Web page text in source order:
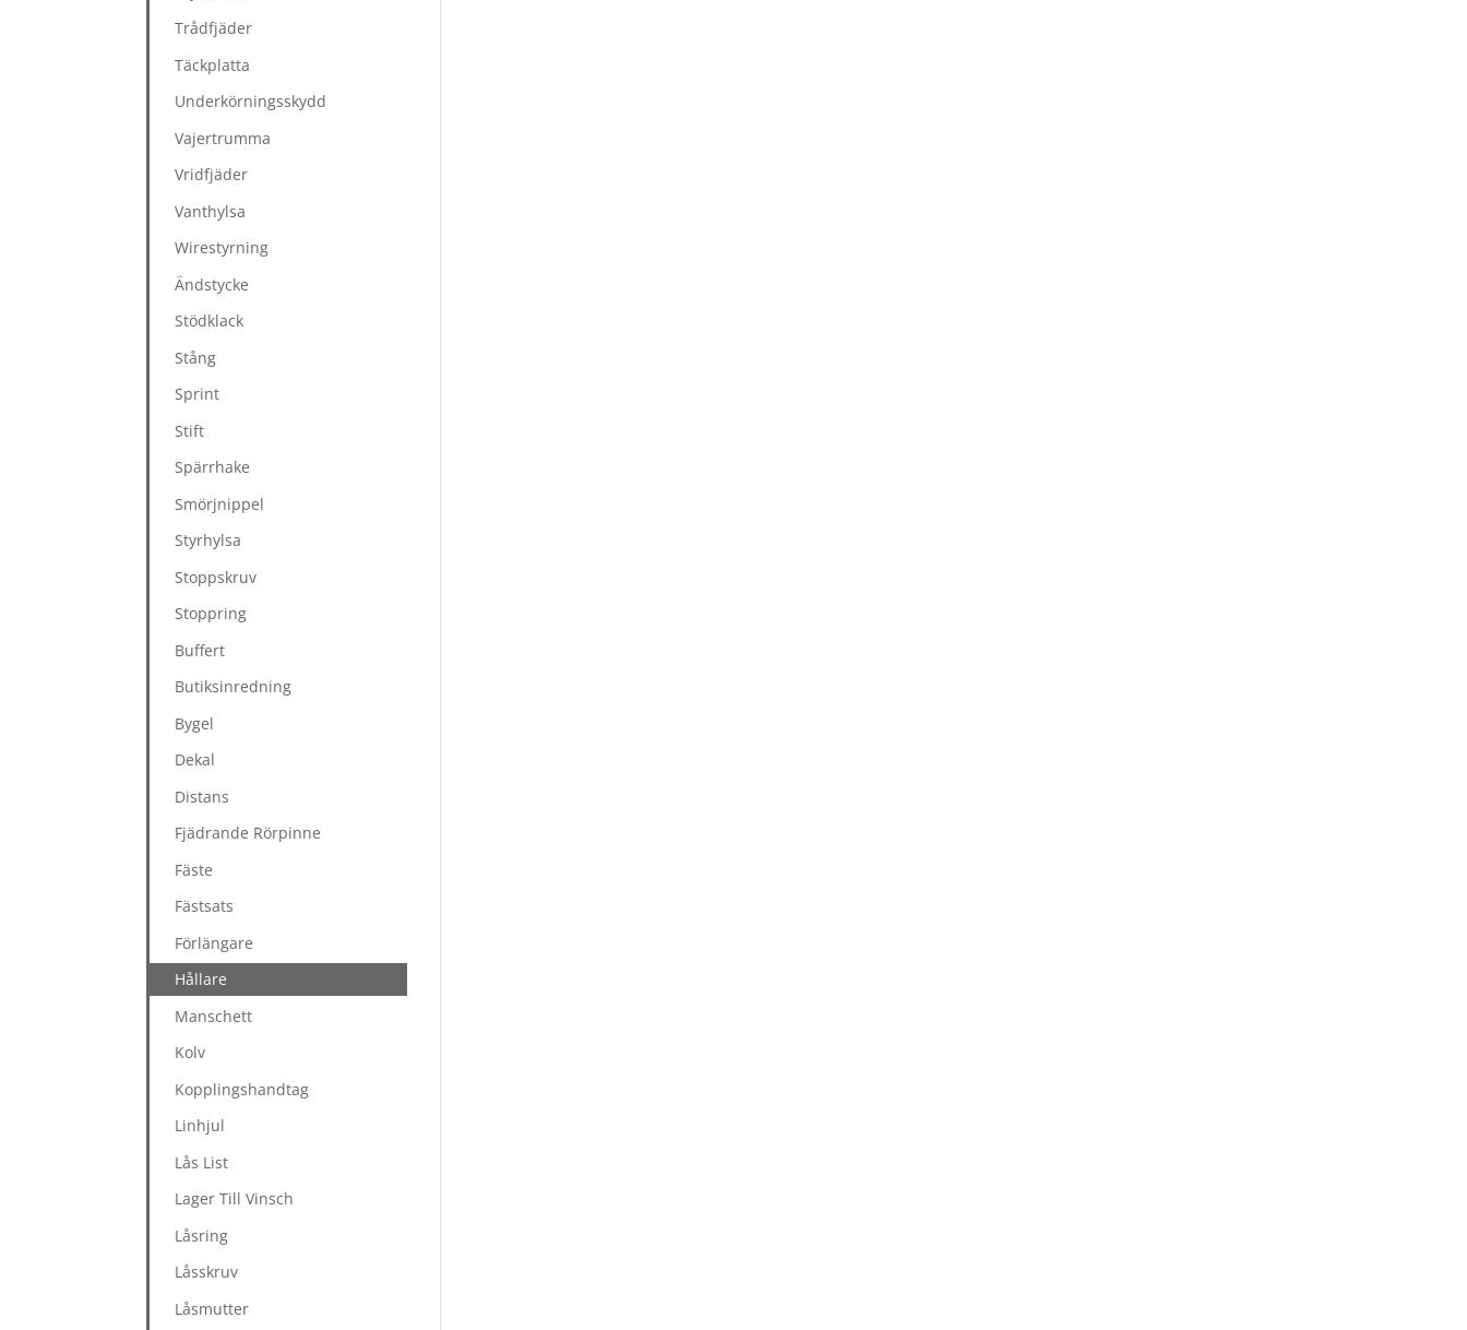
Trådfjäder
Täckplatta
Underkörningsskydd
Vajertrumma
Vridfjäder
Vanthylsa
Wirestyrning
Ändstycke
Stödklack
Stång
Sprint
Stift
Spärrhake
Smörjnippel
Styrhylsa
Stoppskruv
Stoppring
Buffert
Butiksinredning
Bygel
Dekal
Distans
Fjädrande Rörpinne
Fäste
Fästsats
Förlängare
Hållare
Manschett
Kolv
Kopplingshandtag
Linhjul
Lås List
Lager Till Vinsch
Låsring
Låsskruv
Låsmutter